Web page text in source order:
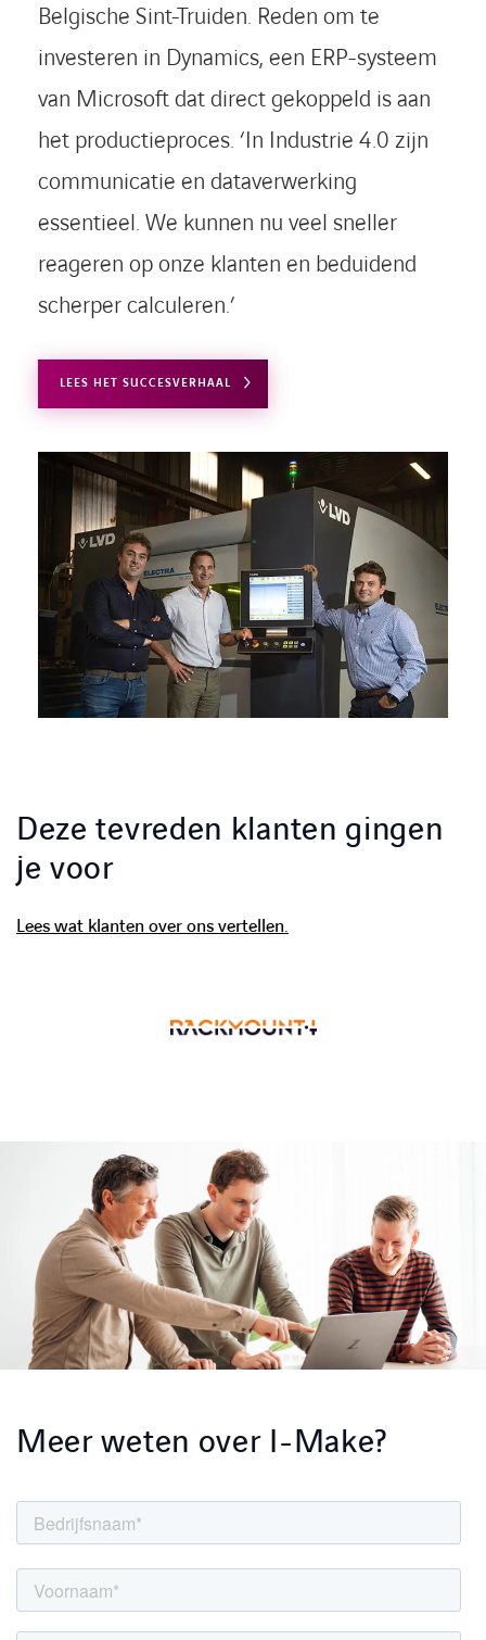
Belgische Sint-Truiden. Reden om te
investeren in Dynamics, een ERP-systeem
van Microsoft dat direct gekoppeld is aan
het productieproces. ‘In Industrie 4.0 zijn
communicatie en dataverwerking
essentieel. We kunnen nu veel sneller
reageren op onze klanten en beduidend
scherper calculeren.’
LEES HET SUCCESVERHAAL
Deze tevreden klanten gingen
je voor
Lees wat klanten over ons vertellen.
Meer weten over I-Make?